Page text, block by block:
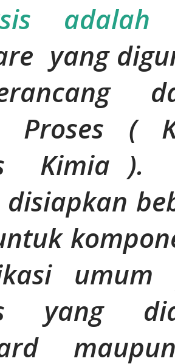
adalah
yang
Proses (
Kimia ).
disiapkan
yang